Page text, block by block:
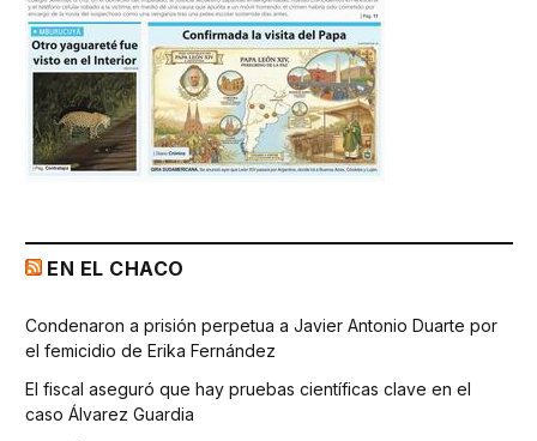
EN EL CHACO
Condenaron a prisión perpetua a Javier Antonio Duarte por
el femicidio de Erika Fernández
El fiscal aseguró que hay pruebas científicas clave en el
caso Álvarez Guardia